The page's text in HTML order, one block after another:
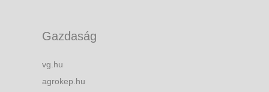
Gazdaság
vg.hu
agrokep.hu